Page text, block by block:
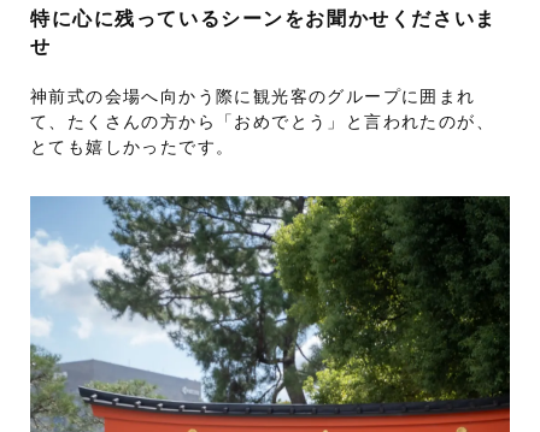
特に心に残っているシーンをお聞かせくださいま
せ
神前式の会場へ向かう際に観光客のグループに囲まれ
て、たくさんの方から「おめでとう」と言われたのが、
とても嬉しかったです。